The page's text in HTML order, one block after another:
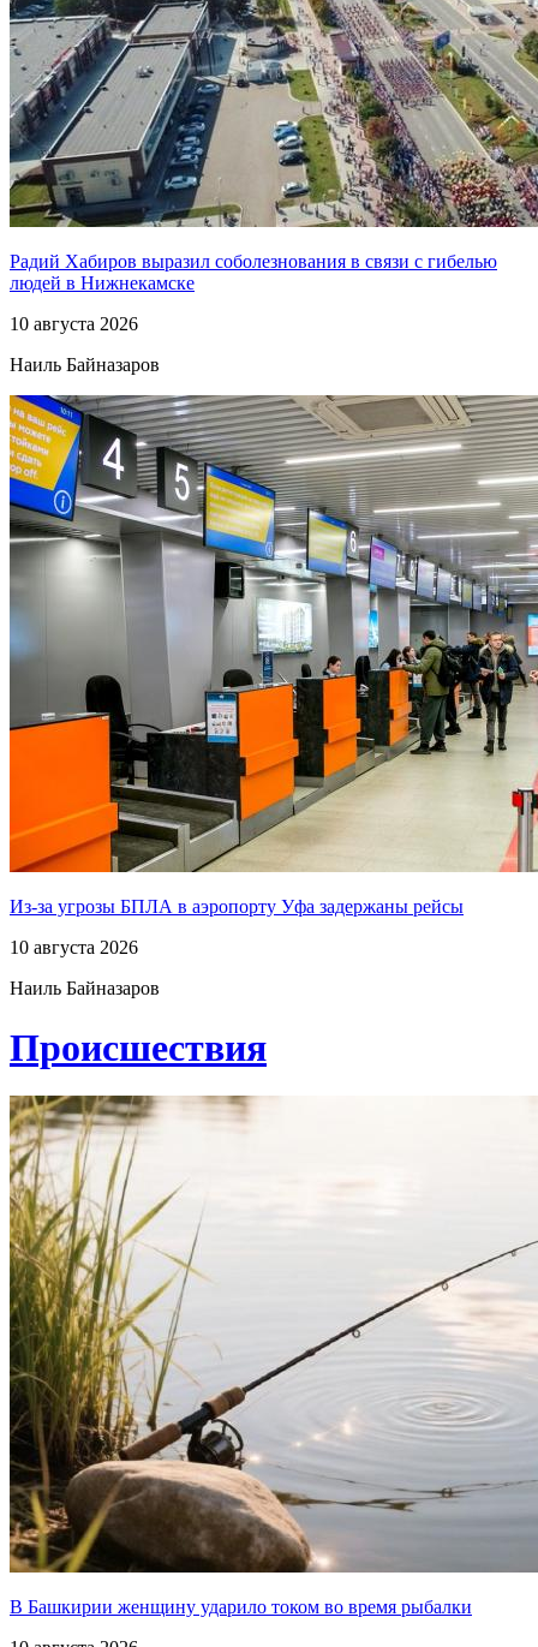
Радий Хабиров выразил соболезнования в связи с гибелью
людей в Нижнекамске
10 августа 2026
Наиль Байназаров
Из-за угрозы БПЛА в аэропорту Уфа задержаны рейсы
10 августа 2026
Наиль Байназаров
Проиcшествия
В Башкирии женщину ударило током во время рыбалки